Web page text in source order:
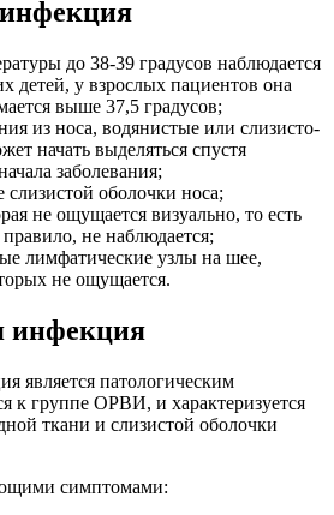
до 38-39 градусов наблюдается
детей, у взрослых пациентов она
выше 37,5 градусов;
из носа, водянистые или слизисто-
начать выделяться спустя
заболевания;
слизистой оболочки носа;
не ощущается визуально, то есть
не наблюдается;
лимфатические узлы на шее,
не ощущается.
инфекция
является патологическим
к группе ОРВИ, и характеризуется
ткани и слизистой оболочки
симптомами: